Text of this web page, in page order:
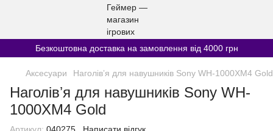
Безкоштовна доставка на замовлення від 4000 грн
Аксесуари Наголівʼя для навушників Sony WH-1000XM4 Gold
Наголівʼя для навушників Sony WH-
1000XM4 Gold